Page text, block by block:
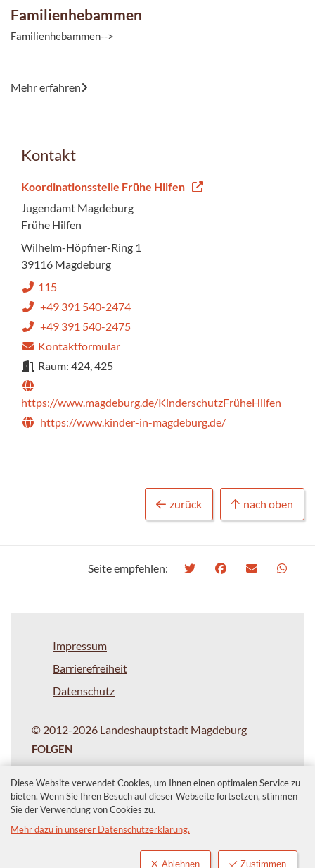
Diese Website verwendet Cookies, um Ihnen einen optimalen Service zu
bieten. Wenn Sie Ihren Besuch auf dieser Webseite fortsetzen, stimmen
Sie der Verwendung von Cookies zu.
Mehr dazu in unserer Datenschutzerklärung.
Ablehnen Zustimmen
Familienhebammen
Familienhebammen-->
Schwangerschaftsbeschwerden, Geburt,Wochenbett, Stillen
Mehr erfahren
Kontakt
Koordinationsstelle Frühe Hilfen
Jugendamt Magdeburg
Frühe Hilfen
Wilhelm-Höpfner-Ring 1
39116 Magdeburg
115
+49 391 540-2474
+49 391 540-2475
Kontaktformular
Raum: 424, 425
https://www.magdeburg.de/KinderschutzFrüheHilfen
https://www.kinder-in-magdeburg.de/
zurück nach oben
Seite empfehlen:
Impressum
Barrierefreiheit
Datenschutz
© 2012-2026 Landeshauptstadt Magdeburg
FOLGEN